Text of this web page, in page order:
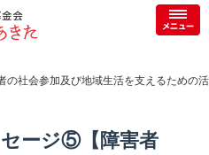
社会参加及び地域生活を支えるための活
ージ⑤【障害者